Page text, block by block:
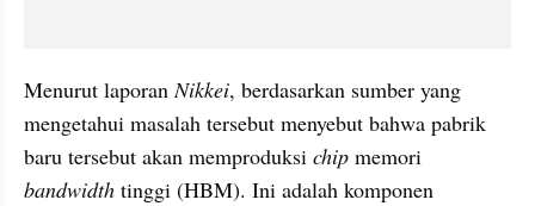
Menurut laporan Nikkei, berdasarkan sumber yang
mengetahui masalah tersebut menyebut bahwa pabrik
baru tersebut akan memproduksi chip
bandwidth tinggi (HBM). Ini adalah komponen